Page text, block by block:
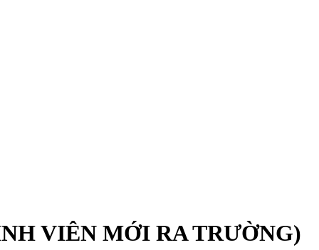
VIÊN MỚI RA TRƯỜNG)